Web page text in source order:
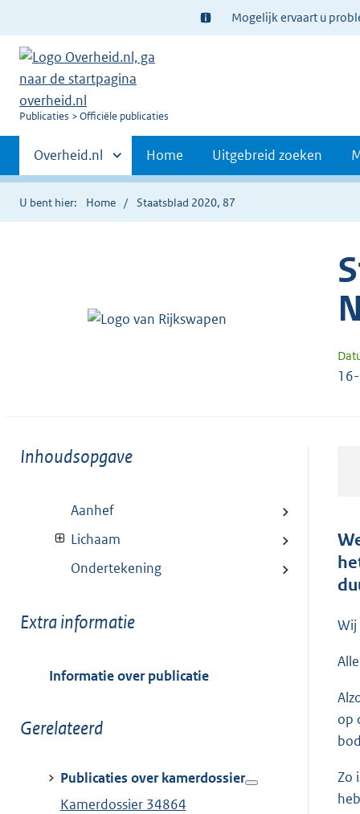
Ter
informatie:
Mogelijk ervaart u
U
Publicaties Officiële publicaties
Primaire
navigatie
Andere
sites
binnen
Overheid.nl Home Uitgebreid zoeken
U bent hier: Home Staatsblad 2020, 87
Toon
Inhoudsopgave
Aanhef
Lichaam
Ondertekening
Toon
Extra informatie
Informatie over publicatie
Toon
Gerelateerd
Publicaties over kamerdossier
Kamerdossier 34864
Wij
op
Zo